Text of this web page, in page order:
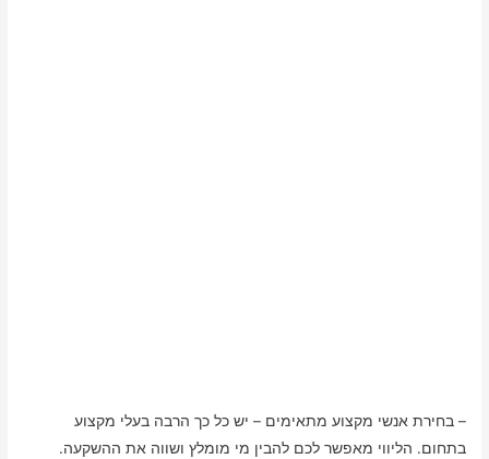
– בחירת אנשי מקצוע מתאימים – יש כל כך הרבה בעלי מקצוע
בתחום. הליווי מאפשר לכם להבין מי מומלץ ושווה את ההשקעה.